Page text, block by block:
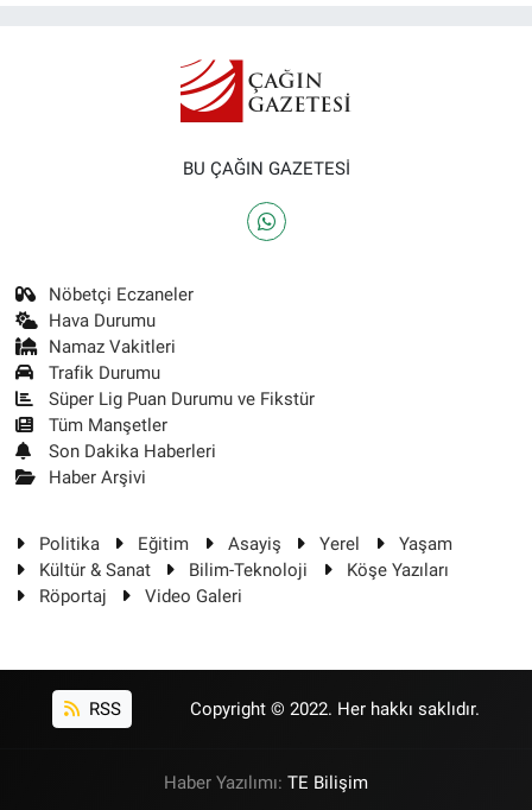
BU ÇAĞIN GAZETESİ
Nöbetçi Eczaneler
Hava Durumu
Namaz Vakitleri
Trafik Durumu
Süper Lig Puan Durumu ve Fikstür
Tüm Manşetler
Son Dakika Haberleri
Haber Arşivi
Politika Eğitim Asayiş Yerel
Yaşam
Kültür & Sanat
Bilim-Teknoloji
Köşe Yazıları
Röportaj
Video Galeri
RSS Copyright © 2022. Her hakkı saklıdır.
Haber Yazılımı: TE Bilişim